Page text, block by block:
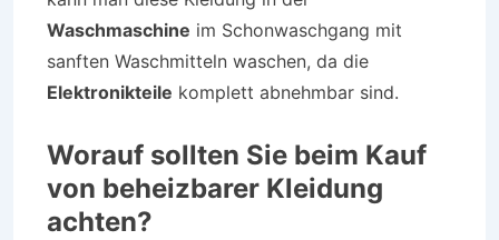
Waschmaschine im Schonwaschgang mit
sanften Waschmitteln waschen, da die
Elektronikteile komplett abnehmbar sind.
Worauf sollten Sie beim Kauf
von beheizbarer Kleidung
achten?